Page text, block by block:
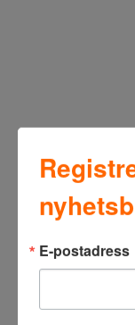
E-postadress